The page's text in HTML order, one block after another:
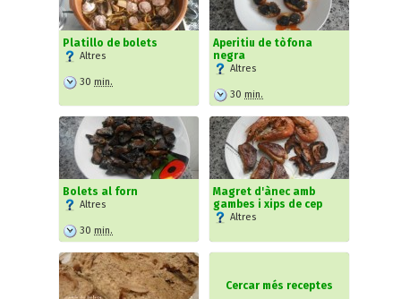
Platillo de bolets
Altres
30 min.
Aperitiu de tòfona
negra
Altres
30 min.
Bolets al forn
Altres
30 min.
Magret d'ànec amb
gambes i xips de cep
Altres
Cercar més receptes